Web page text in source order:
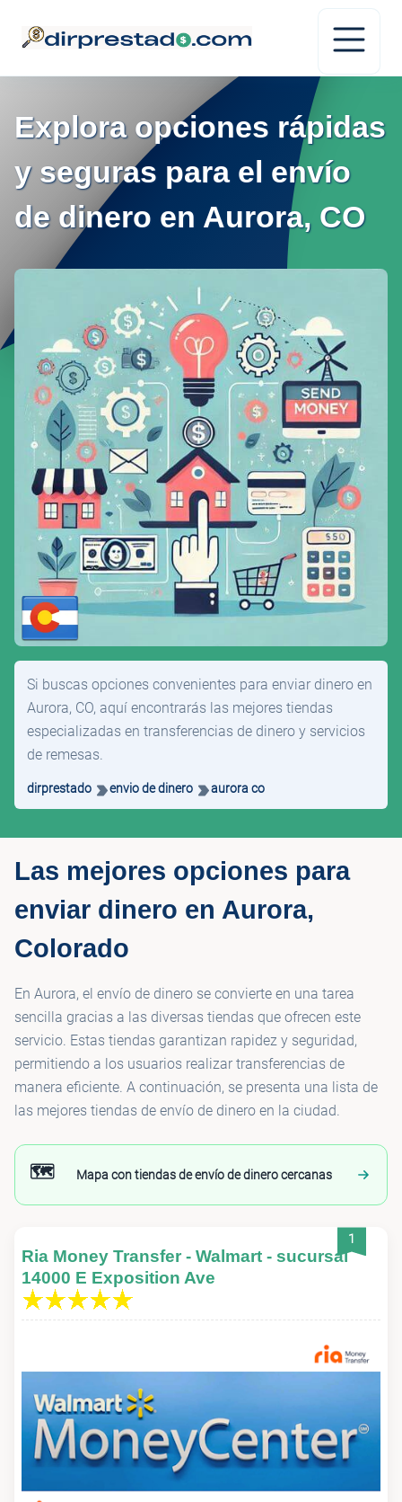
Explora opciones rápidas
y seguras para el envío
de dinero en Aurora, CO
Si buscas opciones convenientes para enviar dinero en
Aurora, CO, aquí encontrarás las mejores tiendas
especializadas en transferencias de dinero y servicios
de remesas.
dirprestado envio de dinero aurora co
Las mejores opciones para
enviar dinero en Aurora,
Colorado
En Aurora, el envío de dinero se convierte en una tarea
sencilla gracias a las diversas tiendas que ofrecen este
servicio. Estas tiendas garantizan rapidez y seguridad,
permitiendo a los usuarios realizar transferencias de
manera eficiente. A continuación, se presenta una lista de
las mejores tiendas de envío de dinero en la ciudad.
🗺️ Mapa con tiendas de envío de dinero cercanas
1
Ria Money Transfer - Walmart - sucursal
14000 E Exposition Ave